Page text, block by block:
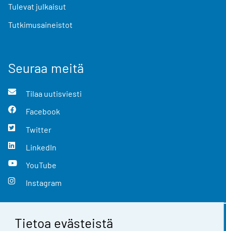
Tietoa evästeistä
Tulevat julkaisut
Tutkimusaineistot
Seuraa meitä
Tilaa uutisviesti
Facebook
Twitter
LinkedIn
YouTube
Instagram
Yhteystiedot